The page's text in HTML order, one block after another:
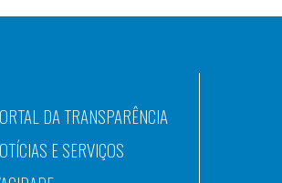
DA TRANSPARÊNCIA
E SERVIÇOS